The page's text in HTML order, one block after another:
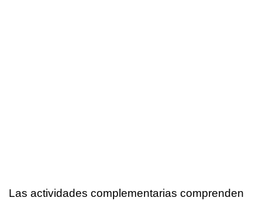
Las actividades complementarias comprenden